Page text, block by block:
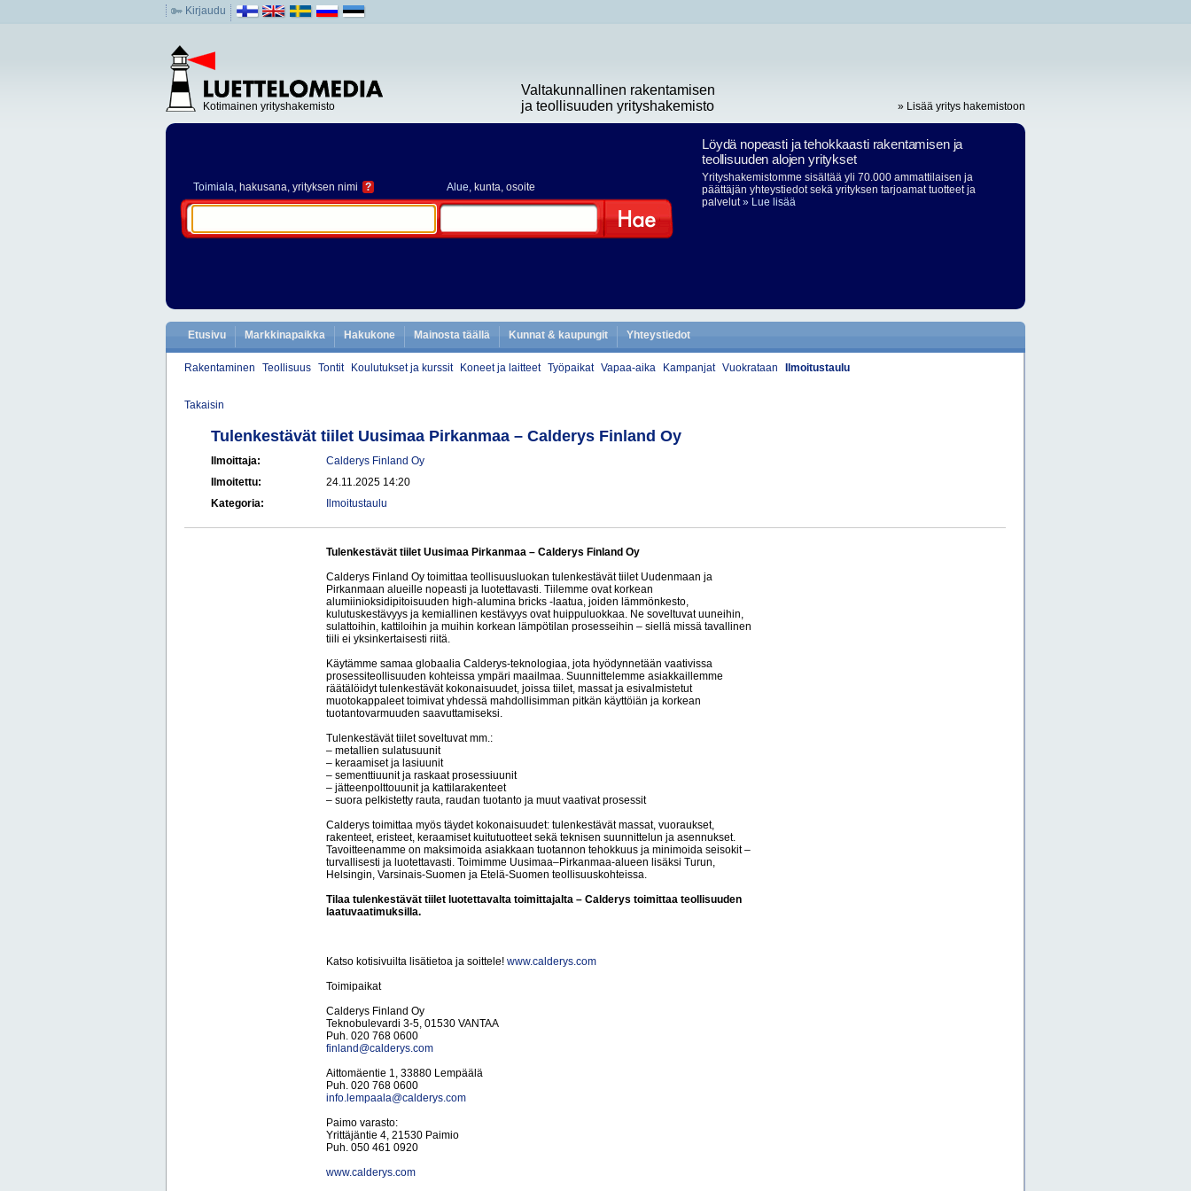
Kirjaudu
Kotimainen yrityshakemisto
Valtakunnallinen rakentamisen
ja teollisuuden yrityshakemisto
» Lisää yritys hakemistoon
Toimiala, hakusana, yrityksen nimi ? Alue, kunta, osoite
Löydä nopeasti ja tehokkaasti rakentamisen ja
teollisuuden alojen yritykset
Yrityshakemistomme sisältää yli 70.000 ammattilaisen ja
päättäjän yhteystiedot sekä yrityksen tarjoamat tuotteet ja
palvelut» Lue lisää
Etusivu Markkinapaikka Hakukone Mainosta täällä Kunnat & kaupungit Yhteystiedot
Rakentaminen Teollisuus Tontit Koulutukset ja kurssit Koneet ja laitteet Työpaikat Vapaa-aika Kampanjat Vuokrataan Ilmoitustaulu
Takaisin
Tulenkestävät tiilet Uusimaa Pirkanmaa – Calderys Finland Oy
Ilmoittaja:
Calderys Finland Oy
Ilmoitettu:
24.11.2025 14:20
Kategoria:
Ilmoitustaulu
Tulenkestävät tiilet Uusimaa Pirkanmaa – Calderys Finland Oy
Calderys Finland Oy toimittaa teollisuusluokan tulenkestävät tiilet Uudenmaan ja
Pirkanmaan alueille nopeasti ja luotettavasti. Tiilemme ovat korkean
alumiinioksidipitoisuuden high-alumina bricks -laatua, joiden lämmönkesto,
kulutuskestävyys ja kemiallinen kestävyys ovat huippuluokkaa. Ne soveltuvat uuneihin,
sulattoihin, kattiloihin ja muihin korkean lämpötilan prosesseihin – siellä missä tavallinen
tiili ei yksinkertaisesti riitä.
Käytämme samaa globaalia Calderys-teknologiaa, jota hyödynnetään vaativissa
prosessiteollisuuden kohteissa ympäri maailmaa. Suunnittelemme asiakkaillemme
räätälöidyt tulenkestävät kokonaisuudet, joissa tiilet, massat ja esivalmistetut
muotokappaleet toimivat yhdessä mahdollisimman pitkän käyttöiän ja korkean
tuotantovarmuuden saavuttamiseksi.
Tulenkestävät tiilet soveltuvat mm.:
– metallien sulatusuunit
– keraamiset ja lasiuunit
– sementtiuunit ja raskaat prosessiuunit
– jätteenpolttouunit ja kattilarakenteet
– suora pelkistetty rauta, raudan tuotanto ja muut vaativat prosessit
Calderys toimittaa myös täydet kokonaisuudet: tulenkestävät massat, vuoraukset,
rakenteet, eristeet, keraamiset kuitutuotteet sekä teknisen suunnittelun ja asennukset.
Tavoitteenamme on maksimoida asiakkaan tuotannon tehokkuus ja minimoida seisokit –
turvallisesti ja luotettavasti. Toimimme Uusimaa–Pirkanmaa-alueen lisäksi Turun,
Helsingin, Varsinais-Suomen ja Etelä-Suomen teollisuuskohteissa.
Tilaa tulenkestävät tiilet luotettavalta toimittajalta – Calderys toimittaa teollisuuden
laatuvaatimuksilla.
Katso kotisivuilta lisätietoa ja soittele! www.calderys.com
Toimipaikat
Calderys Finland Oy
Teknobulevardi 3-5, 01530 VANTAA
Puh. 020 768 0600
finland@calderys.com
Aittomäentie 1, 33880 Lempäälä
Puh. 020 768 0600
info.lempaala@calderys.com
Paimo varasto:
Yrittäjäntie 4, 21530 Paimio
Puh. 050 461 0920
www.calderys.com